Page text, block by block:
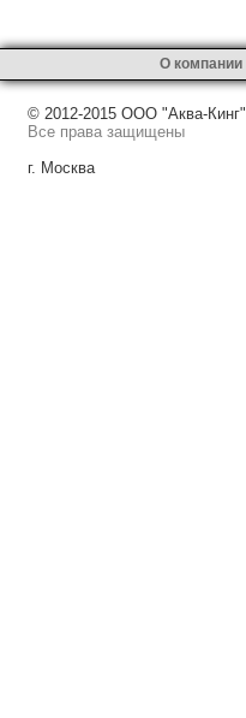
О компании
© 2012-2015 ООО "Аква-Кинг"
Все права защищены
г. Москва